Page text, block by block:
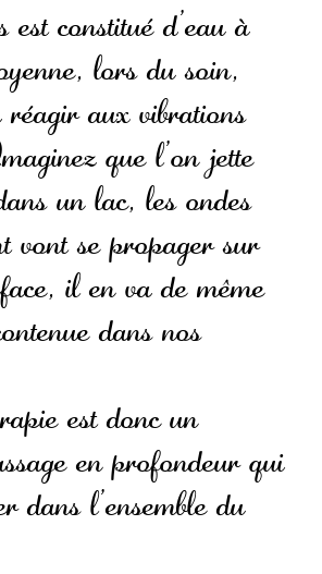
constitué d’eau à
lors du soin,
réagir aux vibrations
que l’on jette
un lac, les ondes
vont se propager sur
il en va de même
dans nos
est donc un
en profondeur qui
dans l’ensemble du